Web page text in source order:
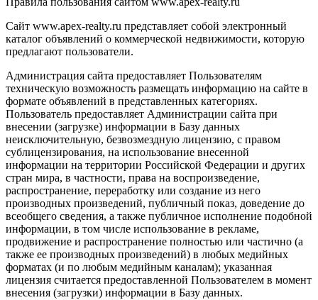
Сайт www.apex-realty.ru представляет собой электронный
каталог объявлений о коммерческой недвижимости, которую
предлагают пользователи.
Администрация сайта предоставляет Пользователям
техническую возможность размещать информацию на сайте в
формате объявлений в представленных категориях.
Пользователь предоставляет Администрации сайта при
внесении (загрузке) информации в Базу данных
неисключительную, безвозмездную лицензию, с правом
сублицензирования, на использование внесенной
информации на территории Российской Федерации и других
стран мира, в частности, права на воспроизведение,
распространение, переработку или создание из него
производных произведений, публичный показ, доведение до
всеобщего сведения, а также публичное исполнение подобной
информации, в том числе использование в рекламе,
продвижение и распространение полностью или частично (а
также ее производных произведений) в любых медийных
форматах (и по любым медийным каналам); указанная
лицензия считается предоставленной Пользователем в момент
внесения (загрузки) информации в Базу данных.